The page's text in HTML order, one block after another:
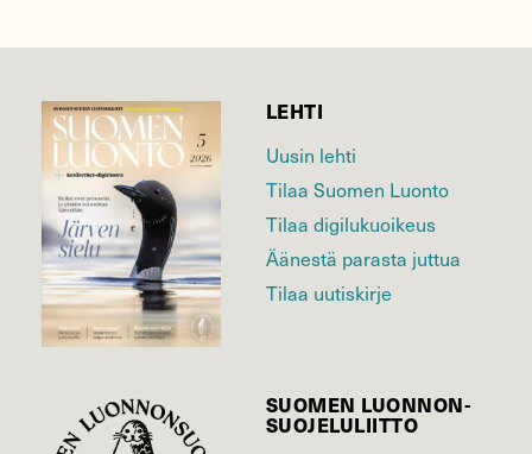
LEHTI
Uusin lehti
Tilaa Suomen Luonto
Tilaa digilukuoikeus
Äänestä parasta juttua
Tilaa uutiskirje
SUOMEN LUONNON­
SUOJELU­LIITTO